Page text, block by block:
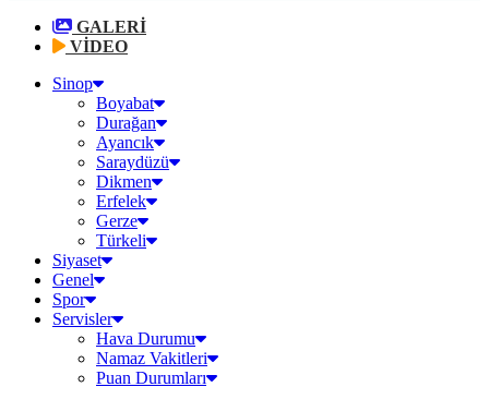
GALERİ
VİDEO
Sinop
Boyabat
Durağan
Ayancık
Saraydüzü
Dikmen
Erfelek
Gerze
Türkeli
Siyaset
Genel
Spor
Servisler
Hava Durumu
Namaz Vakitleri
Puan Durumları